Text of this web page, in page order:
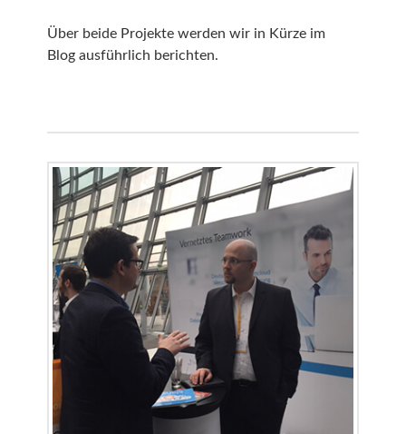
Über beide Projekte werden wir in Kürze im
Blog ausführlich berichten.